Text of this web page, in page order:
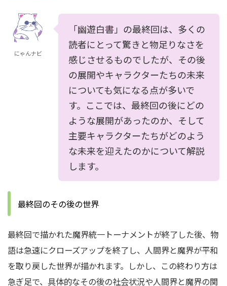
にゃんナビ
「幽遊白書」の最終回は、多くの
読者にとって驚きと物足りなさを
感じさせるものでしたが、その後
の展開やキャラクターたちの未来
についても気になる点が多いで
す。ここでは、最終回の後にどの
ような展開があったのか、そして
主要キャラクターたちがどのよう
な未来を迎えたのかについて解説
します。
最終回のその後の世界
最終回で描かれた魔界統一トーナメントが終了した後、物
語は急速にクローズアップを終了し、人間界と魔界が平和
を取り戻した世界が描かれます。しかし、この終わり方は
急ぎ足で、具体的なその後の社会状況や人間界と魔界の関